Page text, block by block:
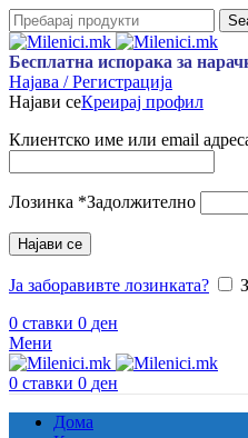
Бесплатна испорака за
Најава / Регистрација
Најави сеКреирај профил
Клиентско име или email
Лозинка *Задолжително
Најави се
Ја заборавивте лозинката?
0 ставки 0 ден
Мени
0 ставки 0 ден
Дома